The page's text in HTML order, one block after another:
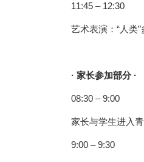
11:45 – 12:30
艺术表演：“人类
· 家长参加部分 ·
08:30 – 9:00
家长与学生进入
9:00 – 9:30